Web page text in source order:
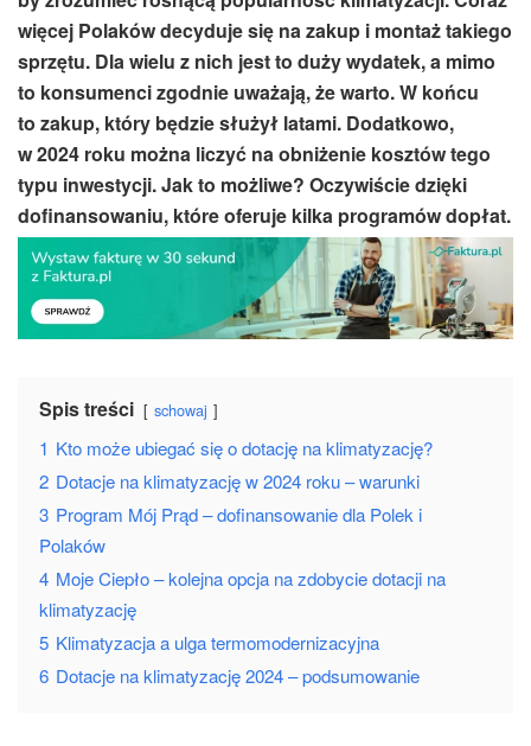
więcej Polaków decyduje się na zakup i montaż takiego
sprzętu. Dla wielu z nich jest to duży wydatek, a mimo
to konsumenci zgodnie uważają, że warto. W końcu
to zakup, który będzie służył latami. Dodatkowo,
w 2024 roku można liczyć na obniżenie kosztów tego
typu inwestycji. Jak to możliwe? Oczywiście dzięki
dofinansowaniu, które oferuje kilka programów dopłat.
Spis treści schowaj
1 Kto może ubiegać się o dotację na klimatyzację?
2 Dotacje na klimatyzację w 2024 roku – warunki
3 Program Mój Prąd – dofinansowanie dla Polek i
Polaków
4 Moje Ciepło – kolejna opcja na zdobycie dotacji na
klimatyzację
5 Klimatyzacja a ulga termomodernizacyjna
6 Dotacje na klimatyzację 2024 – podsumowanie